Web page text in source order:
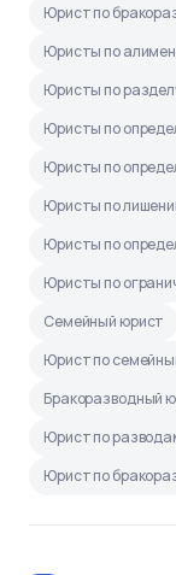
Юрист по
Юристы по
Юристы по
Юристы по
Юристы по
Юристы по
Юристы по
Юристы по
Семейный юрист
Юрист по
Бракоразводный
Юрист по
Юрист по